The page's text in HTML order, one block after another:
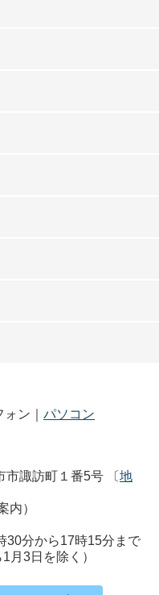
ン｜ パソコン
市諏訪町１番5号 〔地
内）
30分から17時15分まで
月3日を除く）